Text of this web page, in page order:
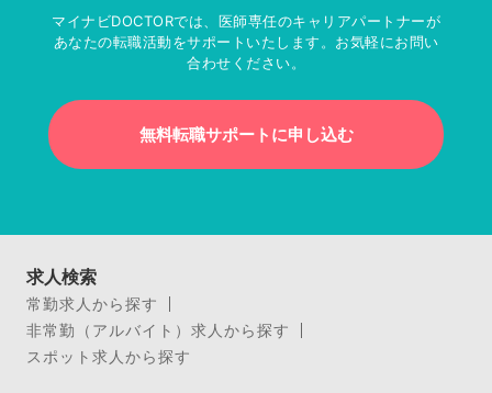
マイナビDOCTORでは、医師専任のキャリアパートナーが
あなたの転職活動をサポートいたします。お気軽にお問い
合わせください。
無料転職サポートに申し込む
求人検索
常勤求人から探す
非常勤（アルバイト）求人から探す
スポット求人から探す